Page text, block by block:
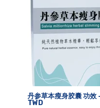
丹参草本瘦身胶囊 功
TWD